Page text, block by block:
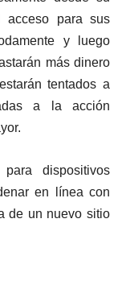
acceso para sus
y luego
más dinero
tentados a
a la acción
dispositivos
en línea con
de un nuevo sitio